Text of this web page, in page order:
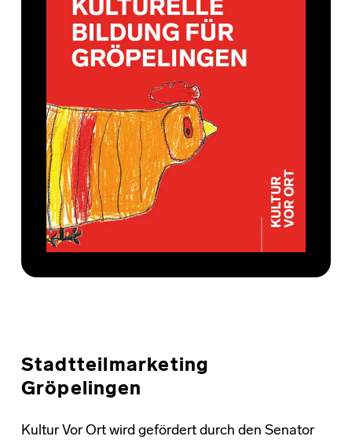
Stadtteilmarketing
Gröpelingen
Kultur Vor Ort wird gefördert durch den Senator